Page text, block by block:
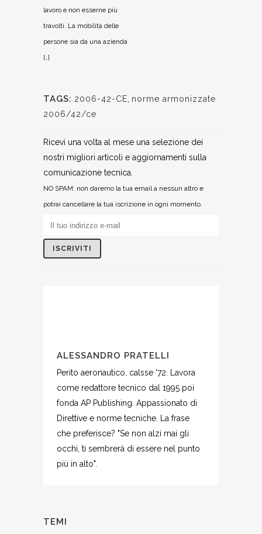
lavoro e non esserne più
travolti. La mobilità delle
persone sia da una azienda
[…]
TAGS: 2006-42-CE norme armonizzate
2006/42/ce
Ricevi una volta al mese una selezione dei
nostri migliori articoli e aggiornamenti sulla
comunicazione tecnica.
NO SPAM: non daremo la tua email a nessun altro e
potrai cancellare la tua iscrizione in ogni momento.
ALESSANDRO PRATELLI
Perito aeronautico, calsse '72. Lavora
come redattore tecnico dal 1995 poi
fonda AP Publishing. Appassionato di
Direttive e norme tecniche. La frase
che preferisce? "Se non alzi mai gli
occhi, ti sembrerà di essere nel punto
più in alto".
TEMI